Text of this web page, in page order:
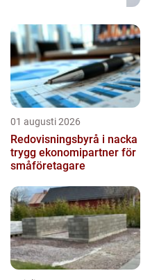
01 augusti 2026
Redovisningsbyrå i nacka
trygg ekonomipartner för
småföretagare